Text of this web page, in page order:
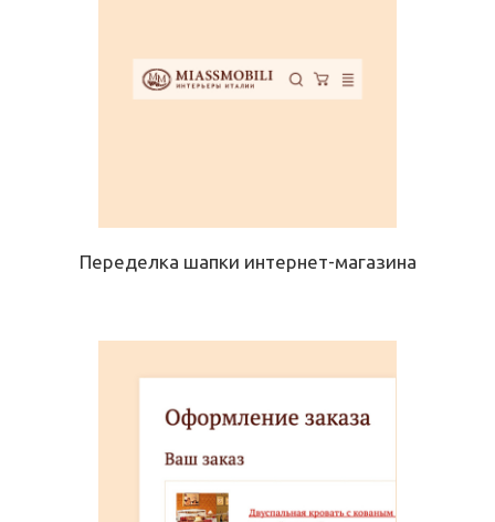
Переделка шапки интернет-магазина